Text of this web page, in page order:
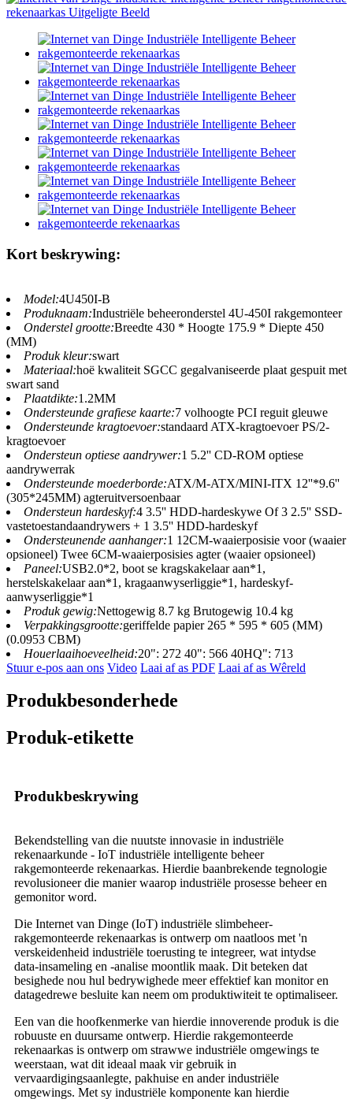
Kort beskrywing:
Model:4U450I-B
Produknaam:Industriële beheeronderstel 4U-450I rakgemonteer
Onderstel grootte:Breedte 430 * Hoogte 175.9 * Diepte 450
(MM)
Produk kleur:swart
Materiaal:hoë kwaliteit SGCC gegalvaniseerde plaat gespuit met
swart sand
Plaatdikte:1.2MM
Ondersteunde grafiese kaarte:7 volhoogte PCI reguit gleuwe
Ondersteunde kragtoevoer:standaard ATX-kragtoevoer PS/2-
kragtoevoer
Ondersteun optiese aandrywer:1 5.2'' CD-ROM optiese
aandrywerrak
Ondersteunde moederborde:ATX/M-ATX/MINI-ITX 12''*9.6''
(305*245MM) agteruitversoenbaar
Ondersteun hardeskyf:4 3.5'' HDD-hardeskywe Of 3 2.5'' SSD-
vastetoestandaandrywers + 1 3.5'' HDD-hardeskyf
Ondersteunende aanhanger:1 12CM-waaierposisie voor (waaier
opsioneel) Twee 6CM-waaierposisies agter (waaier opsioneel)
Paneel:USB2.0*2, boot se kragskakelaar aan*1,
herstelskakelaar aan*1, kragaanwyserliggie*1, hardeskyf-
aanwyserliggie*1
Produk gewig:Nettogewig 8.7 kg Brutogewig 10.4 kg
Verpakkingsgrootte:geriffelde papier 265 * 595 * 605 (MM)
(0.0953 CBM)
Houerlaaihoeveelheid:20": 272 40": 566 40HQ": 713
Stuur e-pos aan ons Video Laai af as PDF Laai af as Wêreld
Produkbesonderhede
Produk-etikette
Produkbeskrywing
Bekendstelling van die nuutste innovasie in industriële
rekenaarkunde - IoT industriële intelligente beheer
rakgemonteerde rekenaarkas. Hierdie baanbrekende tegnologie
revolusioneer die manier waarop industriële prosesse beheer en
gemonitor word.
Die Internet van Dinge (IoT) industriële slimbeheer-
rakgemonteerde rekenaarkas is ontwerp om naatloos met 'n
verskeidenheid industriële toerusting te integreer, wat intydse
data-insameling en -analise moontlik maak. Dit beteken dat
besighede nou hul bedrywighede meer effektief kan monitor en
datagedrewe besluite kan neem om produktiwiteit te optimaliseer.
Een van die hoofkenmerke van hierdie innoverende produk is die
robuuste en duursame ontwerp. Hierdie rakgemonteerde
rekenaarkas is ontwerp om strawwe industriële omgewings te
weerstaan, wat dit ideaal maak vir gebruik in
vervaardigingsaanlegte, pakhuise en ander industriële
omgewings. Met sy industriële komponente kan hierdie